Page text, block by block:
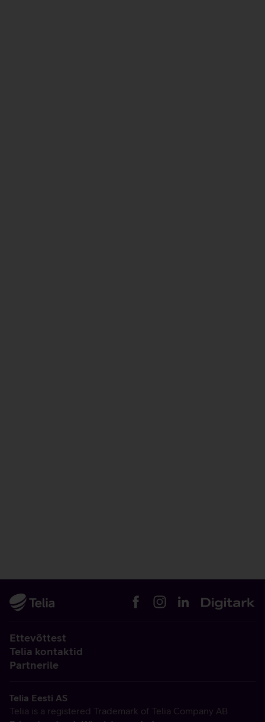
Ettevõttest
Telia kontaktid
Partnerile
Telia Eesti AS
Telia is a registered Trademark of Telia Company AB